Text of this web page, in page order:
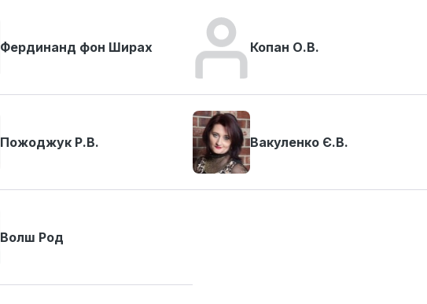
Фердинанд фон Ширах Копан О.В.
Пожоджук Р.В. Вакуленко Є.В.
Волш Род